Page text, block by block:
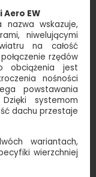
EW
nazwa wskazuje,
niwelującymi
na całość
rzędów
obciążenia jest
nośności
powstawania
systemom
dachu przestaje
wariantach,
wierzchniej